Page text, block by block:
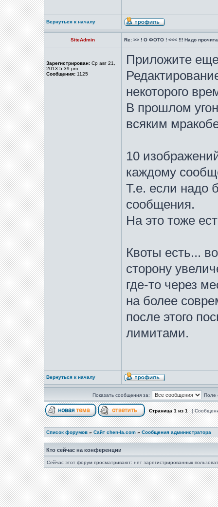
Вернуться к началу
SiteAdmin Re: >> ! О ФОТО ! <<< !!! Надо
Зарегистрирован: Ср авг 21,
2013 5:39 pm
Сообщения: 1125
Приложите
некоторого
В прошлом
всяким
10
каждому
Т.е. если надо
сообщения.
На это тоже
Квоты есть...
сторону
где-то через
на более
после этого
лимитами.
Вернуться к началу
Показать сообщения за: Поле
Страница1из1 [
Список форумов » Сайт chen-la.com » Сообщения администратора
Кто сейчас на конференции
Сейчас этот форум просматривают: нет зарегистрированных